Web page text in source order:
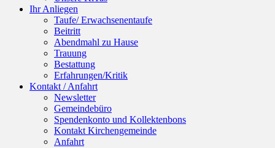
Ihr Anliegen
Taufe/ Erwachsenentaufe
Beitritt
Abendmahl zu Hause
Trauung
Bestattung
Erfahrungen/Kritik
Kontakt / Anfahrt
Newsletter
Gemeindebüro
Spendenkonto und Kollektenbons
Kontakt Kirchengemeinde
Anfahrt